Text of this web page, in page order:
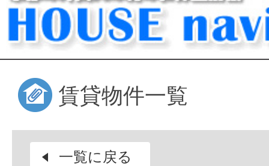
賃貸物件一覧
一覧に戻る